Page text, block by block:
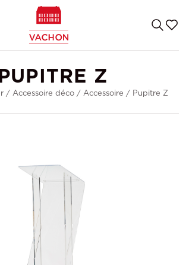
Z
/ Accessoire déco / Accessoire / Pupitre Z